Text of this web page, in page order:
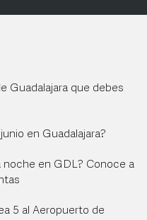
Guadalajara que debes
en Guadalajara?
noche en GDL? Conoce a
5 al Aeropuerto de